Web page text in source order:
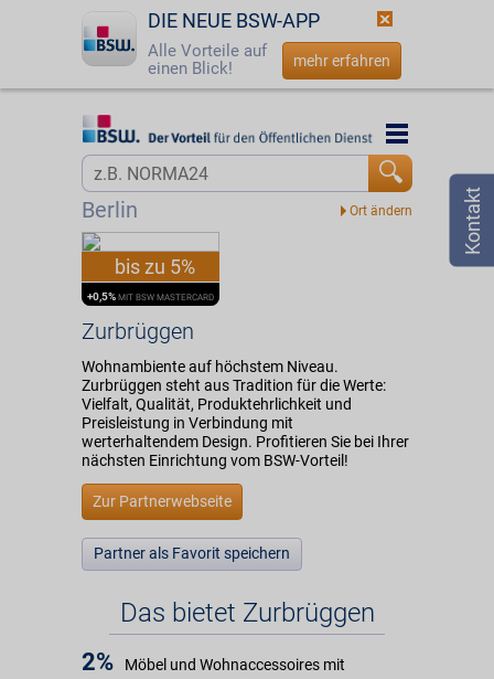
DIE NEUE BSW-APP
Alle Vorteile auf
einen Blick!
mehr erfahren
Startseite
Login
☎ 0800 - 279 25 82
Berlin
Startseite
Zurbrüggen
bis zu 5%
+0,5% MIT BSW MASTERCARD
Zurbrüggen
Wohnambiente auf höchstem Niveau.
Zurbrüggen steht aus Tradition für die Werte:
Vielfalt, Qualität, Produktehrlichkeit und
Preisleistung in Verbindung mit
werterhaltendem Design. Profitieren Sie bei Ihrer
nächsten Einrichtung vom BSW-Vorteil!
Zur Partnerwebseite
Partner als Favorit speichern
Das bietet Zurbrüggen
2%
Möbel und Wohnaccessoires mit